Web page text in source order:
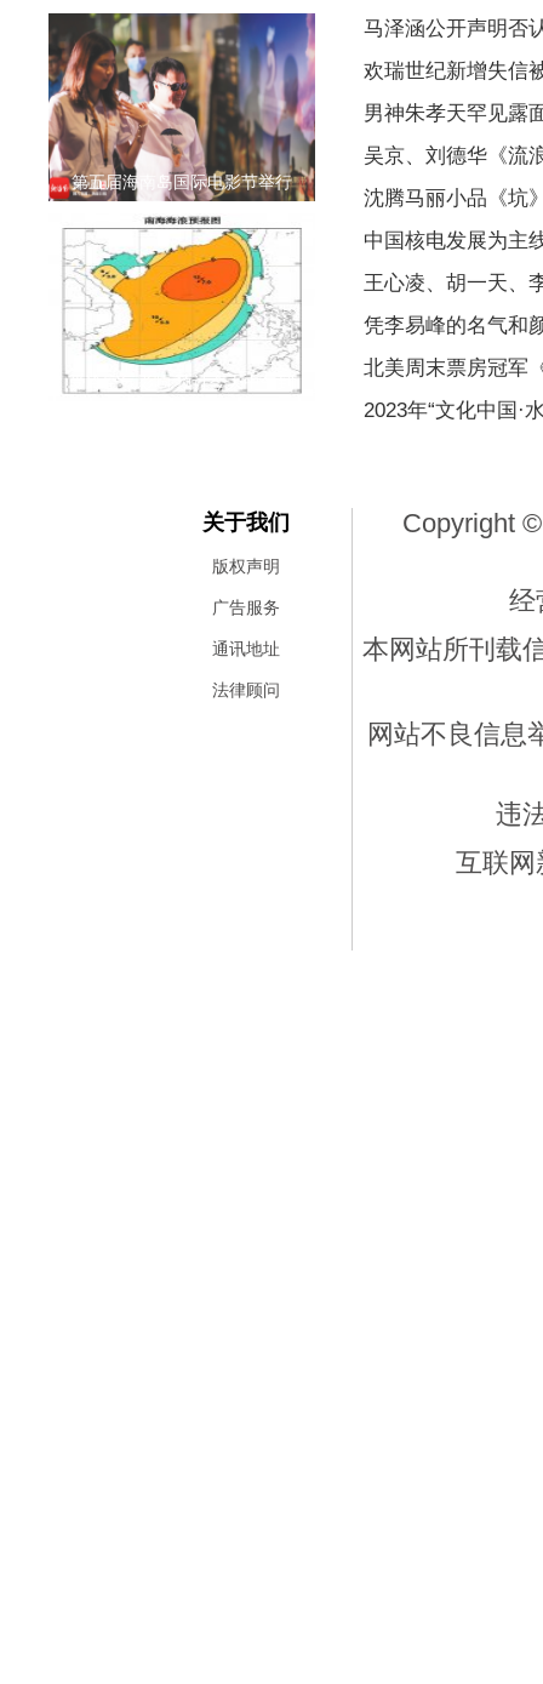
第五届海南岛国际电影节举行
受冷空气影响 预计今天中午到
马泽涵公开声明否
欢瑞世纪新增失信
男神朱孝天罕见露
吴京、刘德华《流
沈腾马丽小品《坑
中国核电发展为主
王心凌、胡一天、
凭李易峰的名气和
北美周末票房冠军
2023年“文化中国·
关于我们
版权声明
广告服务
通讯地址
法律顾问
Copyright
经
本网站所刊载
网站不良信息
违
互联网